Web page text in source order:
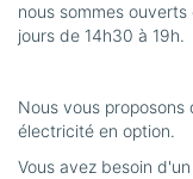
nous sommes
jours de 14h30 à 19h.
Nous vous
électricité en option.
Vous avez besoin